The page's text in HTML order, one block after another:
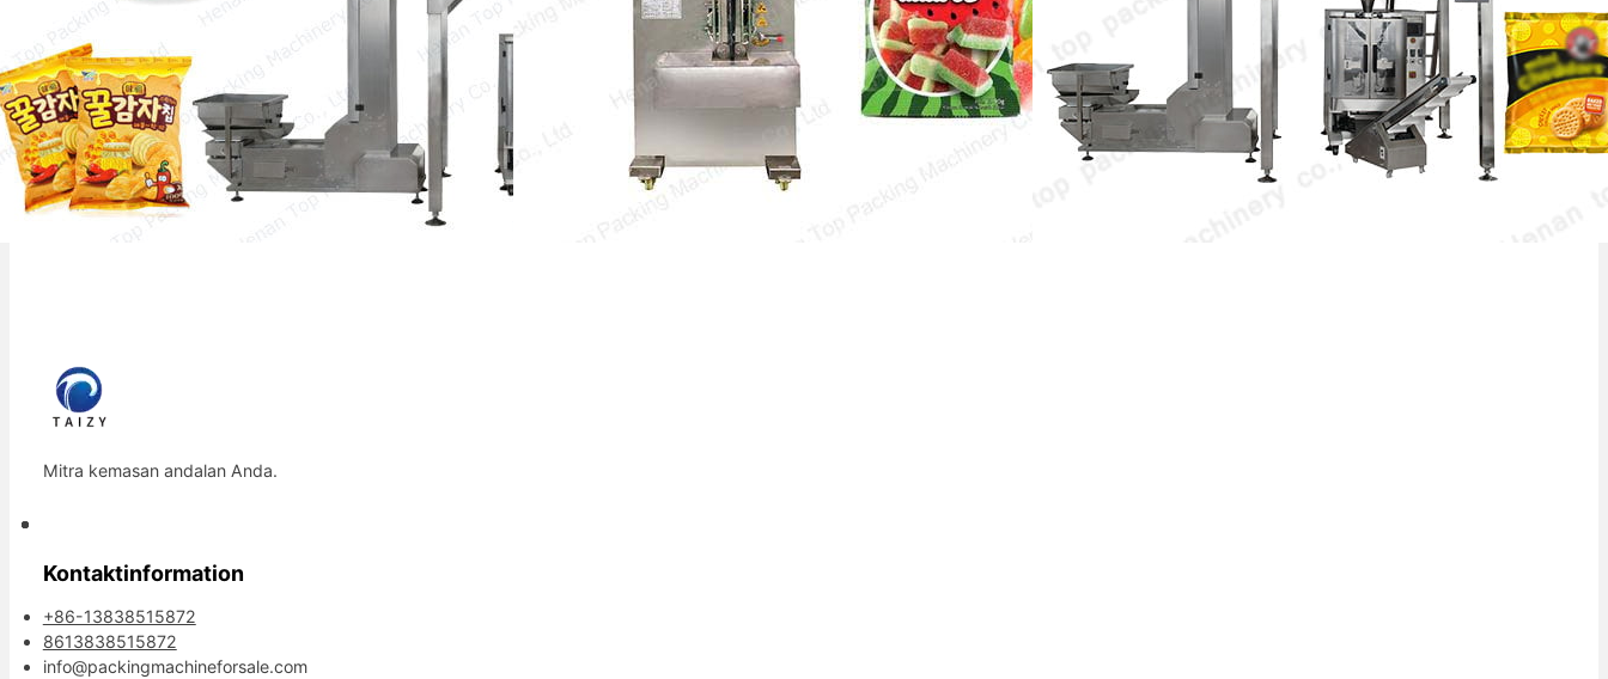
Mitra kemasan andalan Anda.
Kontaktinformation
+86-13838515872
8613838515872
info@packingmachineforsale.com